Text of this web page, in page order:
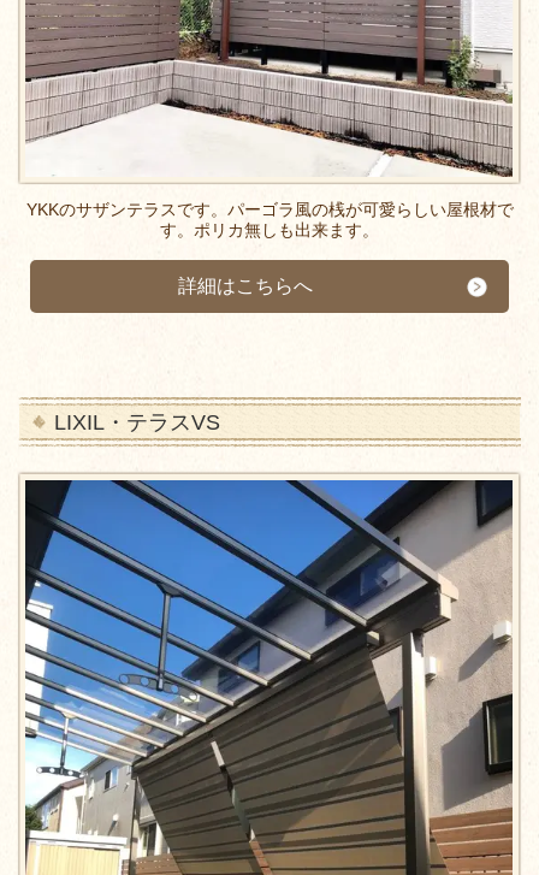
YKKのサザンテラスです。パーゴラ風の桟が可愛らしい屋根材で
す。ポリカ無しも出来ます。
詳細はこちらへ
LIXIL・テラスVS